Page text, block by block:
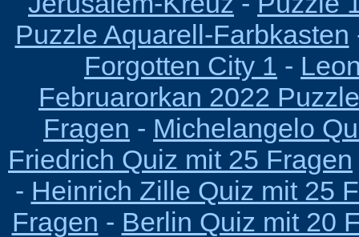
Puzzle Aquarell-Farbkasten
Forgotten City 1 -
Februarorkan 2022 Puzzle
Fragen - Michelangelo
Friedrich Quiz mit 25 Fragen
- Heinrich Zille Quiz mit 25
Fragen - Berlin Quiz mit 20